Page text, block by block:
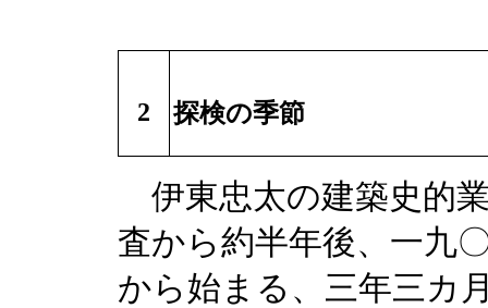
2 探検の季節
伊東忠太の建築史的
査から約半年後、一九
から始まる、三年三カ